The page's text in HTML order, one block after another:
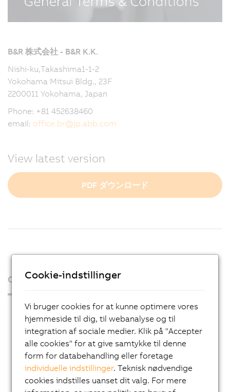
B&R 株式会社 - B&R K.K.
Nishi-ku,Takashima1-1-2
Yokohama Mitsui Bldg., 23F
2200011 Yokohama, Japan
Phone: +81 452638460
email: office.br@jp.abb.com
View latest version
PDF ダウンロード
Organisation
Press Room
Blog
AutoMates
Email news service
Karriere
Cookie-indstillinger
Vi bruger cookies for at kunne optimere vores
hjemmeside til dig, til webanalyse og til
integration af sociale medier. Klik på "Accepter
alle cookies" for at give samtykke til denne
form for databehandling eller foretage
individuelle indstillinger. Teknisk nødvendige
cookies indstilles uanset dit valg. For mere